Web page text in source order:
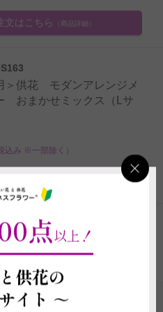
文はこちら （商品詳細）
＞供花 モダンアレンジメ
おまかせミックス（Lサ
込み ※一部除く）
5 6 7 8
覧
点以上！
供花の
イト ～